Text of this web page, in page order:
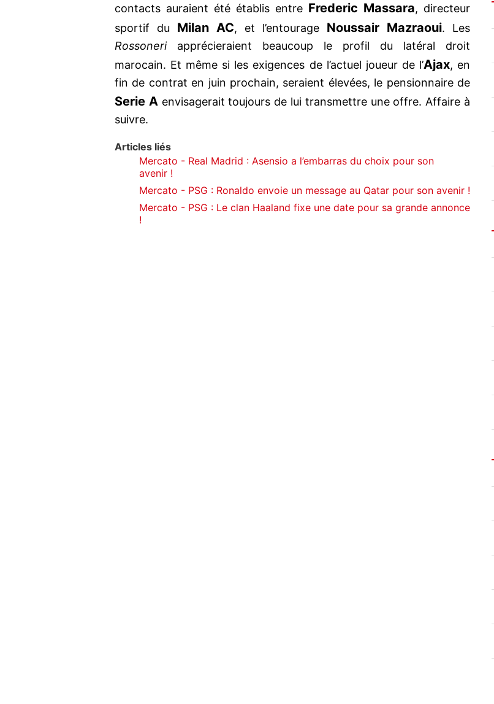
contacts auraient été établis entre Frederic Massara, directeur
sportif du Milan AC, et l’entourage Noussair Mazraoui. Les
Rossoneriapprécieraient beaucoup le profil du latéral droit
marocain. Et même si les exigences de l’actuel joueur de l’Ajax, en
fin de contrat en juin prochain, seraient élevées, le pensionnaire de
Serie Aenvisagerait toujours de lui transmettre une offre. Affaire à
suivre.
Articles liés
Mercato - Real Madrid : Asensio a l’embarras du choix pour son
avenir !
Mercato - PSG : Ronaldo envoie un message au Qatar pour son avenir !
Mercato - PSG : Le clan Haaland fixe une date pour sa grande annonce
!